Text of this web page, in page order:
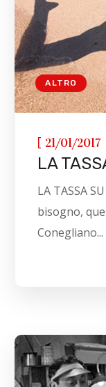
ALTRO
[ 21/01/2017
LA
LA TASSA
bisogno,
Conegliano...